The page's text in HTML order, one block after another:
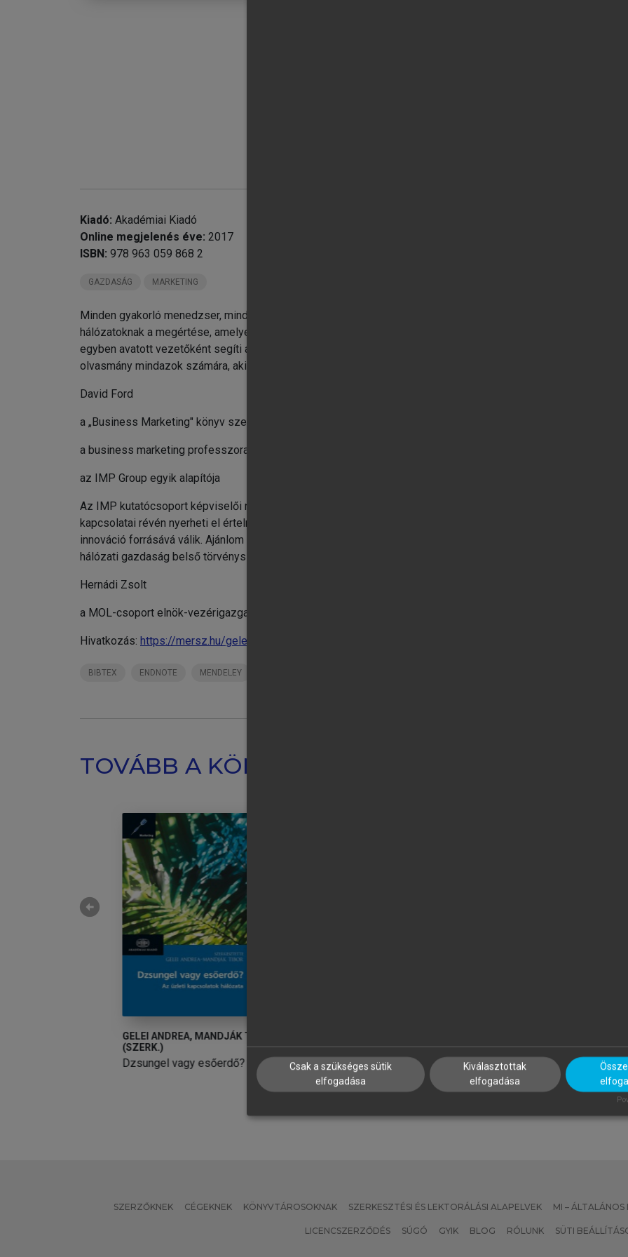
5. Befolyást gyakorolni és befolyásolva lenni: A hálózat
6. Az irányítás és az irányíthatatlanság képessége: A
Kiadó: Akadémiai Kiadó
Online megjelenés éve: 2017
ISBN: 978 963 059 868 2
GAZDASÁG MARKETING
Minden gyakorló menedzser, minden az üzleti tudományokat különböző szinten tanuló hallgató részére
hálózatoknak a megértése, amelyekben a vállalatoknak tevékenykednie kell. Ez a könyv az üzleti hálózatokra
egyben avatott vezetőként segíti az olvasót az üzleti hálózatok megértésében és az azokban való
olvasmány mindazok számára, akik érdeklődnek a modern üzleti élet valósága iránt.
David Ford
a „Business Marketing" könyv szerkesztője és társszerzője
a business marketing professzora
az IMP Group egyik alapítója
Az IMP kutatócsoport képviselői nem a vállalatot, hanem az üzleti kapcsolatot tekintik a gazdaság
kapcsolatai révén nyerheti el értelmét. E kapcsolatok szövete maga az üzleti hálózat, mely globalizálódó
innováció forrásává válik. Ajánlom e könyvet mindazoknak, akik szívesen bővítik ismereteiket e
hálózati gazdaság belső törvényszerűségei még inkább megragadhatóvá, elemezhetővé válnak.
Hernádi Zsolt
a MOL-csoport elnök-vezérigazgatója
Hivatkozás: https://mersz.hu/gelei-mandjak-dzsungel-vagy-esoerdo//
BIBTEX ENDNOTE MENDELEY
TOVÁBB A KÖNYVTÁRBA
GELEI ANDREA, MANDJÁK TIBOR
(SZERK.)
Dzsungel vagy esőerdő? Emberi erőforrás gazdálkodás
vendéglátásmenedzsment
arrow_circle_left
SZERZŐKNEK CÉGEKNEK KÖNYVTÁROSOKNAK SZERKESZTÉSI ÉS LEKTORÁLÁSI ALAPELVEK MI – ÁLTALÁNOS
LICENCSZERZŐDÉS SÚGÓ GYIK BLOG RÓLUNK SÜTI
Csak a szükséges sütik
elfogadása
Kiválasztottak
elfogadása